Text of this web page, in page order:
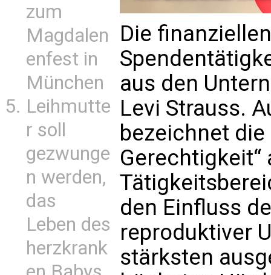
zum
Magdalen
enfest in
München
Leihmutte
r soll
gezwunge
n werden,
das
Leben des
herzkrank
Die
aus den
Levi Strauss.
bezeichnet
den Einfluss
reproduktiver
stärksten